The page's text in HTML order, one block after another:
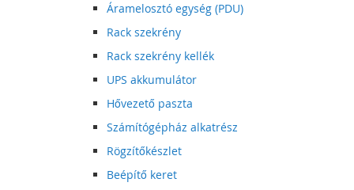
Áramelosztó egység (PDU)
Rack szekrény
Rack szekrény kellék
UPS akkumulátor
Hővezető paszta
Számítógépház alkatrész
Rögzítőkészlet
Beépítő keret